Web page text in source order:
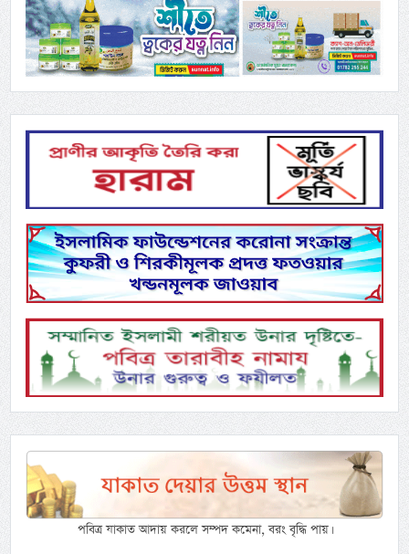
পবিত্র যাকাত আদায় করলে সম্পদ কমেনা, বরং বৃদ্ধি পায়।